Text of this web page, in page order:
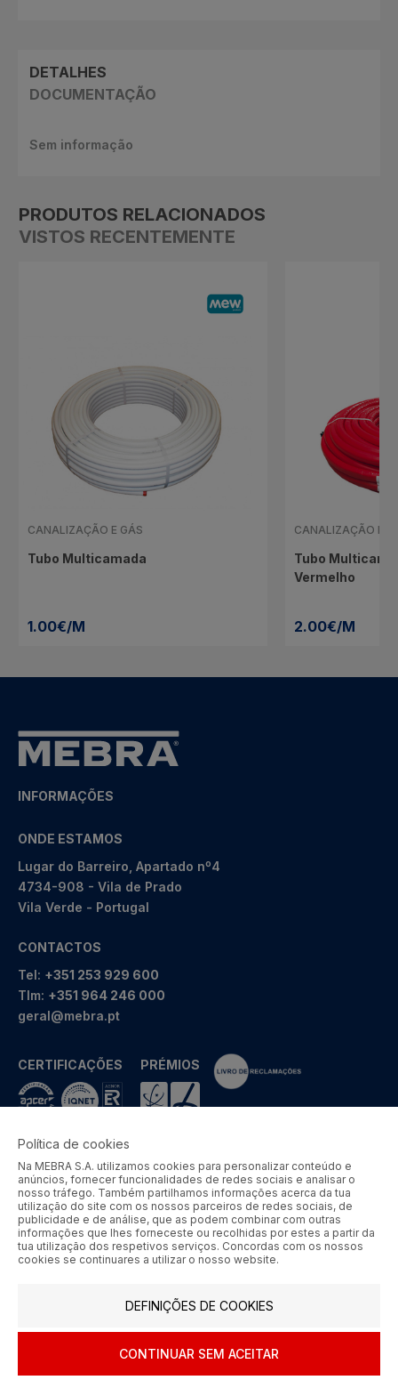
DETALHES
DOCUMENTAÇÃO
Sem informação
PRODUTOS RELACIONADOS
VISTOS RECENTEMENTE
CANALIZAÇÃO E GÁS
Tubo Multicamada
1.00€/M
CANALIZAÇÃO E
Tubo
Vermelho
2.00€/M
INFORMAÇÕES
ONDE ESTAMOS
Lugar do Barreiro, Apartado nº4
4734-908 - Vila de Prado
Vila Verde - Portugal
CONTACTOS
Tel: +351 253 929 600
Tlm: +351 964 246 000
geral@mebra.pt
CERTIFICAÇÕES PRÉMIOS
MEBRA - Comércio por Grosso de Metais e Acessórios de Braga
S.A. © 2026 Todos os direitos reservados.
Aos preços apresentados acresce IVA à taxa em vigor.
SIGA-NOS
Política de cookies
Na MEBRA S.A. utilizamos cookies para personalizar conteúdo e
anúncios, fornecer funcionalidades de redes sociais e analisar o
nosso tráfego. Também partilhamos informações acerca da tua
utilização do site com os nossos parceiros de redes sociais, de
publicidade e de análise, que as podem combinar com outras
informações que lhes forneceste ou recolhidas por estes a partir da
tua utilização dos respetivos serviços. Concordas com os nossos
cookies se continuares a utilizar o nosso website.
DEFINIÇÕES DE COOKIES
CONTINUAR SEM ACEITAR